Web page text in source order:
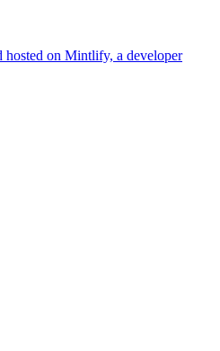
hosted on Mintlify, a developer